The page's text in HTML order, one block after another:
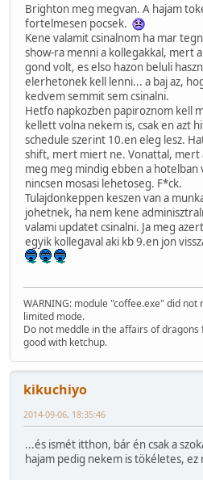
Brighton meg megvan. A hajam
fortelmesen pocsek.
Kene valamit csinalnom ha mar
show-ra menni a kollegakkal, mert
gond volt, es elso hazon beluli
elerhetonek kell lenni... a baj az,
kedvem semmit sem csinalni.
Hetfo napkozben papiroznom kell
kellett volna nekem is, csak en azt
schedule szerint 10.en eleg lesz.
shift, mert miert ne. Vonattal, mert
meg meg mindig ebben a hotelban
nincsen mosasi lehetoseg. F*ck.
Tulajdonkeppen keszen van a
johetnek, ha nem kene
valami updatet csinalni. Ja meg
egyik kollegaval aki kb 9.en jon
WARNING: module "coffee.exe" did
limited mode.
Do not meddle in the affairs of
good with ketchup.
kikuchiyo
2014-09-06, 18:35:46
...és ismét itthon, bár én csak a
hajam pedig nekem is tökéletes,